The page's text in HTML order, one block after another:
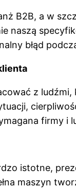
B2B, a w
naszą
błąd
z ludźmi,
firmy i
istotne,
maszyn